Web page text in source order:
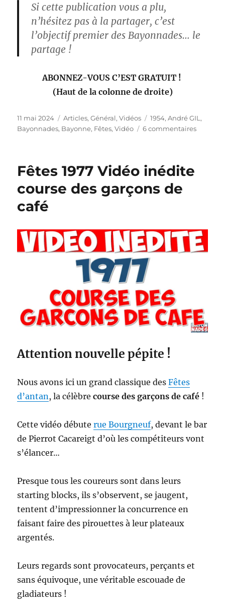
Si cette publication vous a plu,
n’hésitez pas à la partager, c’est
l’objectif premier des Bayonnades… le
partage !
ABONNEZ-VOUS C’EST GRATUIT !
(Haut de la colonne de droite)
Publié
le
11 mai 2024 Catégories
Articles,Général,Vidéos Étiquettes
1954,André GIL ,
Bayonnades, Bayonne, Fêtes,Vidéo 6 commentairessur
Fêtes 1977 Vidéo inédite
course des garçons de
café
Attention nouvelle pépite !
Nous avons ici un grand classique desFêtes
d’antan , la célèbre course des garçons de café !
Cette vidéo débuterue Bourgneuf, devant le bar
de Pierrot Cacareigt d’où les compétiteurs vont
s’élancer…
Presque tous les coureurs sont dans leurs
starting blocks, ils s’observent, se jaugent,
tentent d’impressionner la concurrence en
faisant faire des pirouettes à leur plateaux
argentés.
Leurs regards sont provocateurs, perçants et
sans équivoque, une véritable escouade de
gladiateurs !